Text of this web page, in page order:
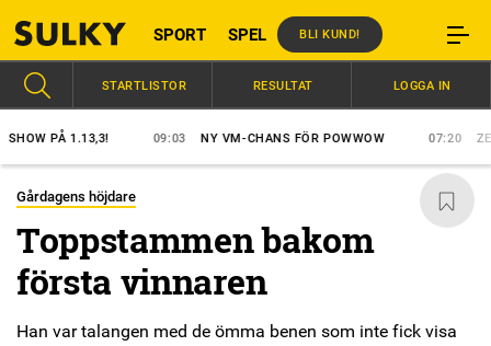
SPORT SPEL BLI KUND!
PÅ 1.13,3! 09:03 NY VM-CHANS FÖR POWWOW 07:20 ZERON
STARTLISTOR RESULTAT LOGGA IN
Gårdagens höjdare
Toppstammen bakom
första vinnaren
Han var talangen med de ömma benen som inte fick visa